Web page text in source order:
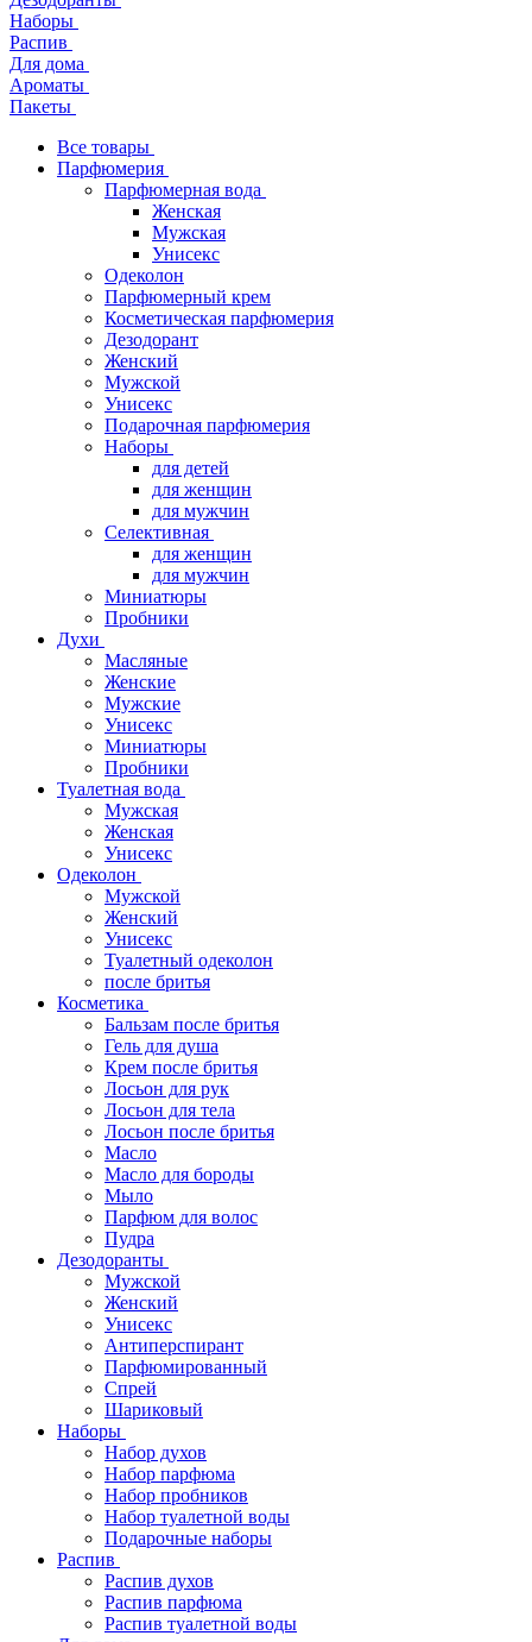
Наборы
Распив
Для дома
Ароматы
Пакеты
Все товары
Парфюмерия
Парфюмерная вода
Женская
Мужская
Унисекс
Одеколон
Парфюмерный крем
Косметическая парфюмерия
Дезодорант
Женский
Мужской
Унисекс
Подарочная парфюмерия
Наборы
для детей
для женщин
для мужчин
Селективная
для женщин
для мужчин
Миниатюры
Пробники
Духи
Масляные
Женские
Мужские
Унисекс
Миниатюры
Пробники
Туалетная вода
Мужская
Женская
Унисекс
Одеколон
Мужской
Женский
Унисекс
Туалетный одеколон
после бритья
Косметика
Бальзам после бритья
Гель для душа
Крем после бритья
Лосьон для рук
Лосьон для тела
Лосьон после бритья
Масло
Масло для бороды
Мыло
Парфюм для волос
Пудра
Дезодоранты
Мужской
Женский
Унисекс
Антиперспирант
Парфюмированный
Спрей
Шариковый
Наборы
Набор духов
Набор парфюма
Набор пробников
Набор туалетной воды
Подарочные наборы
Распив
Распив духов
Распив парфюма
Распив туалетной воды